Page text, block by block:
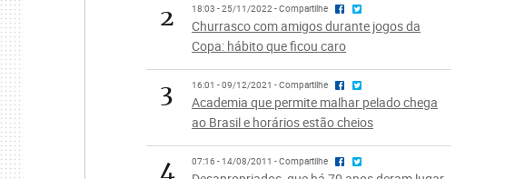
2 18:03 - 25/11/2022 - Compartilhe
Churrasco com amigos durante jogos da
Copa: hábito que ficou caro
3 16:01 - 09/12/2021 - Compartilhe
Academia que permite malhar pelado chega
ao Brasil e horários estão cheios
4 07:16 - 14/08/2011 - Compartilhe